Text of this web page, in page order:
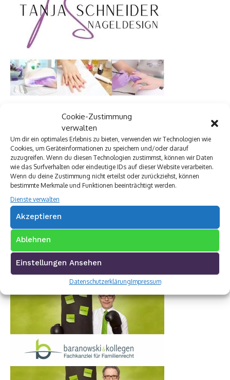
Cookie-Zustimmung
verwalten
Um dir ein optimales Erlebnis zu bieten, verwenden wir Technologien wie
Cookies, um Geräteinformationen zu speichern und/oder darauf
zuzugreifen. Wenn du diesen Technologien zustimmst, können wir Daten
wie das Surfverhalten oder eindeutige IDs auf dieser Website verarbeiten.
Wenn du deine Zustimmung nicht erteilst oder zurückziehst, können
bestimmte Merkmale und Funktionen beeinträchtigt werden.
Dienste verwalten
Akzeptieren
Ablehnen
Einstellungen Ansehen
DatenschutzerklärungImpressum